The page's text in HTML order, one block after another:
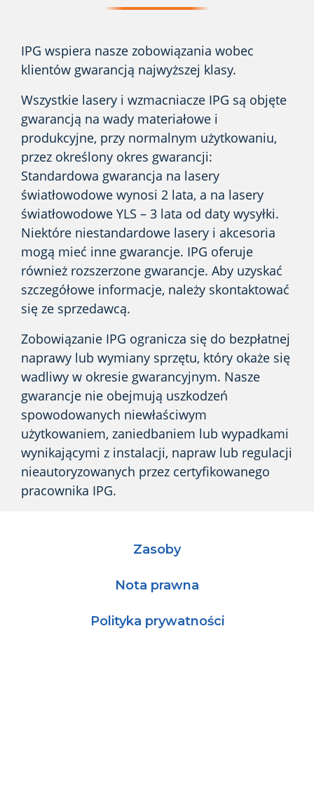
IPG wspiera nasze zobowiązania wobec
klientów gwarancją najwyższej klasy.
Wszystkie lasery i wzmacniacze IPG są objęte
gwarancją na wady materiałowe i
produkcyjne, przy normalnym użytkowaniu,
przez określony okres gwarancji:
Standardowa gwarancja na lasery
światłowodowe wynosi 2 lata, a na lasery
światłowodowe YLS – 3 lata od daty wysyłki.
Niektóre niestandardowe lasery i akcesoria
mogą mieć inne gwarancje. IPG oferuje
również rozszerzone gwarancje. Aby uzyskać
szczegółowe informacje, należy skontaktować
się ze sprzedawcą.
Zobowiązanie IPG ogranicza się do bezpłatnej
naprawy lub wymiany sprzętu, który okaże się
wadliwy w okresie gwarancyjnym. Nasze
gwarancje nie obejmują uszkodzeń
spowodowanych niewłaściwym
użytkowaniem, zaniedbaniem lub wypadkami
wynikającymi z instalacji, napraw lub regulacji
nieautoryzowanych przez certyfikowanego
pracownika IPG.
Zasoby
Nota prawna
Polityka prywatności